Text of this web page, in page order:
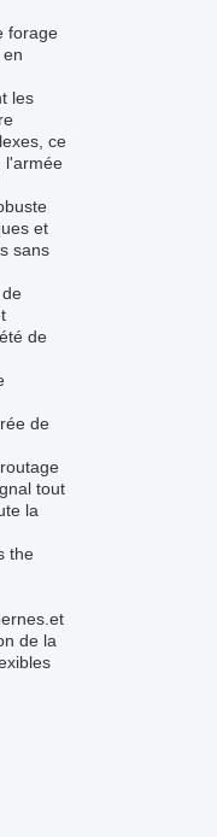
forage
les
ce
l'armée
et
sans
de
de
tout
la
the
de la